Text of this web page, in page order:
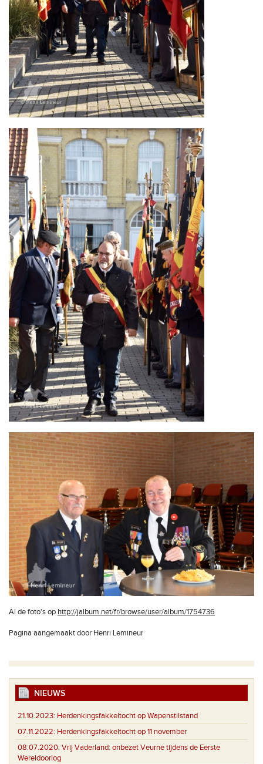
Al de foto's op http://jalbum.net/fr/browse/user/album/1754736
Pagina aangemaakt door Henri Lemineur
NIEUWS
21.10.2023: Herdenkingsfakkeltocht op Wapenstilstand
07.11.2022: Herdenkingsfakkeltocht op 11 november
08.07.2020: Vrij Vaderland: onbezet Veurne tijdens de Eerste
Wereldoorlog